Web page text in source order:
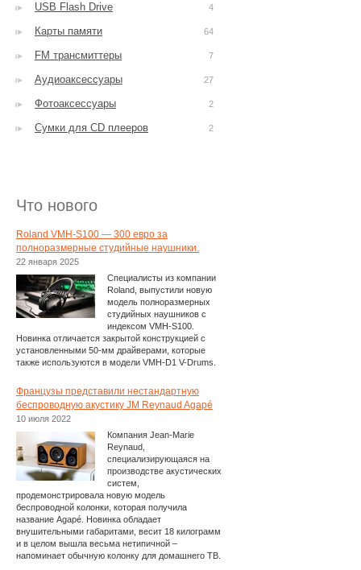
USB Flash Drive 4
Карты памяти 64
FM трансмиттеры 7
Аудиоаксессуары 27
Фотоаксессуары 2
Сумки для CD плееров 2
Что нового
Roland VMH-S100 — 300 евро за
полноразмерные студийные наушники.
22 января 2025
Специалисты из компании
Roland, выпустили новую
модель полноразмерных
студийных наушников с
индексом VMH-S100.
Новинка отличается закрытой конструкцией с
установленными 50-мм драйверами, которые
также используются в модели VMH-D1 V-Drums.
Французы представили нестандартную
беспроводную акустику JM Reynaud Agapé
10 июля 2022
Компания Jean-Marie
Reynaud,
специализирующаяся на
производстве акустических
систем,
продемонстрировала новую модель
беспроводной колонки, которая получила
название Agapé. Новинка обладает
внушительными габаритами, весит 18 килограмм
и в целом вышла весьма нетипичной –
напоминает обычную колонку для домашнего ТВ.